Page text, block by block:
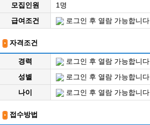
모집인원
1명
급여조건
로그인 후 열람 가능합니다.
자격조건
경력
로그인 후 열람 가능합니다.
성별
로그인 후 열람 가능합니다.
나이
로그인 후 열람 가능합니다.
접수방법